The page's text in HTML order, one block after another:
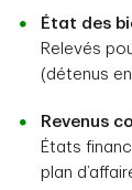
État des
Relevés
(détenus
Revenus
États
plan